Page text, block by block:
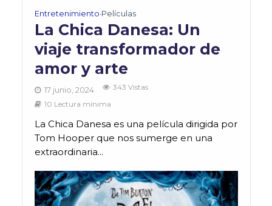
Entretenimiento•Películas
La Chica Danesa: Un
viaje transformador de
amor y arte
17 junio, 2024
343 Vistas
10 Lectura mínima
La Chica Danesa es una película dirigida por
Tom Hooper que nos sumerge en una
extraordinaria...